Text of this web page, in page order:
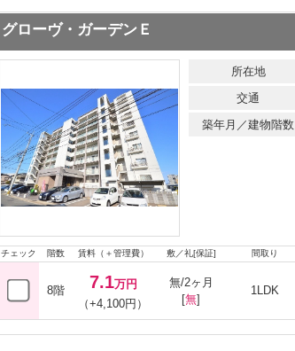
グローヴ・ガーデンＥ
所在地
交通
築年月／建物階数
チェック 階数 賃料（＋管理費） 敷／礼[保証] 間取り
8階 7.1万円
（+4,100円）
無/2ヶ月
[無]
1LDK